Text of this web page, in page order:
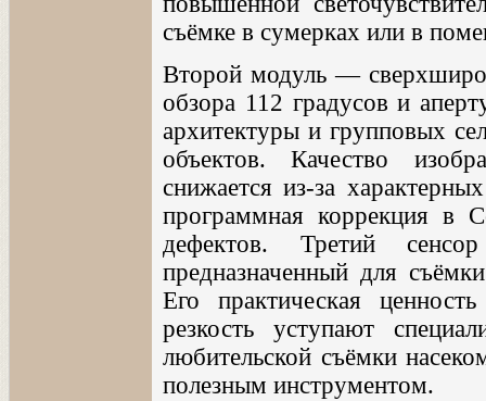
съёмке в сумерках или в
Второй модуль —
обзора 112 градусов и
архитектуры и групповых
объектов. Качество
снижается из-за
программная коррекция в
дефектов. Третий
предназначенный для
Его практическая
резкость уступают
любительской съёмки
полезным инструментом.